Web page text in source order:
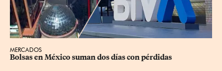
MERCADOS
Bolsas en México suman dos días con pérdidas